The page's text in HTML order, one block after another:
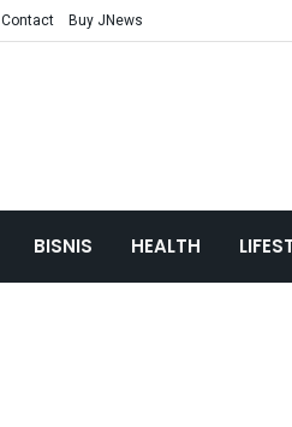
Contact Buy JNews
BISNIS HEALTH